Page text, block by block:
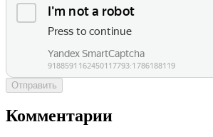
Отправить
Комментарии